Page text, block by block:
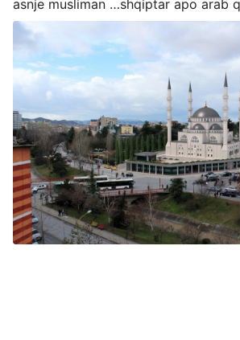
asnje musliman …shqiptar apo arab